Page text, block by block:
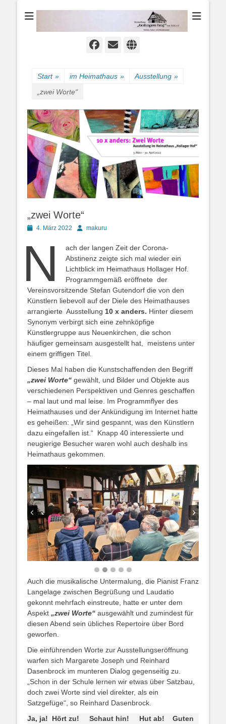
Heimathaus
Hollager Hof v.
Facebook
E-
Website
Start » im Heimathaus » Ausstellung »
„zwei Worte“
„zwei Worte“
Posted4. März 2022 Autormakuru
N
ach der langen Zeit der Corona-
Abstinenz zeigte sich mal wieder ein
Lichtblick im Heimathaus Hollager Hof.
Programmgemäß eröffnete der
Vereinsvorsitzende Stefan Gutendorf die von den
Künstlern liebevoll auf der Diele des Heimathauses
arrangierte Ausstellung 10 x anders. Hinter diesem
Synonym verbirgt sich eine zehnköpfige
Künstlergruppe aus Neuenkirchen, die schon
häufiger gemeinsam ausgestellt hat, meistens unter
einem griffigen Titel.
Dieses Mal haben die Kunstschaffenden den Begriff
„zwei Worte“ gewählt, und Bilder und Objekte aus
verschiedenen Perspektiven und Genres geschaffen
– mal laut und mal leise. Im Programmflyer des
Heimathauses und der Ankündigung im Internet hatte
es geheißen: „Wir sind gespannt, was den Künstlern
dazu eingefallen ist.“ Knapp 40 interessierte und
neugierige Besucher waren wohl auch deshalb ins
Heimathaus gekommen.
Auch die musikalische Untermalung, die Pianist Franz
Langelage zwischen Begrüßung und Laudatio
gekonnt mehrfach einstreute, hatte er unter dem
Aspekt „zwei Worte“ ausgewählt und zumindest für
diesen Abend sein übliches Repertoire über Bord
geworfen.
Die einführenden Worte zur Ausstellungseröffnung
warfen sich Margarete Joseph und Reinhard
Dasenbrock im munteren Dialog gegenseitig zu.
„Schon in der Schule lernen wir etwas über Satzbau,
doch zwei Worte sind viel direkter, als ein
Satzgefüge“, so Reinhard Dasenbrock.
Ja, ja! Hört zu! Schaut hin! Hut ab! Guten